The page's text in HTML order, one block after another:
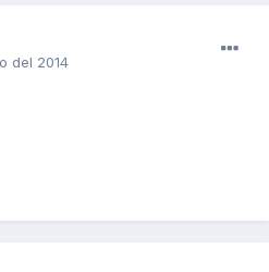
del 2014